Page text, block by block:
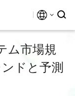
ム市場規
ドと予測